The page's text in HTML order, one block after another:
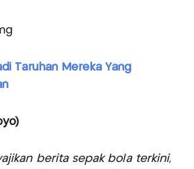
Taruhan Mereka Yang
berita sepak bola terkini,